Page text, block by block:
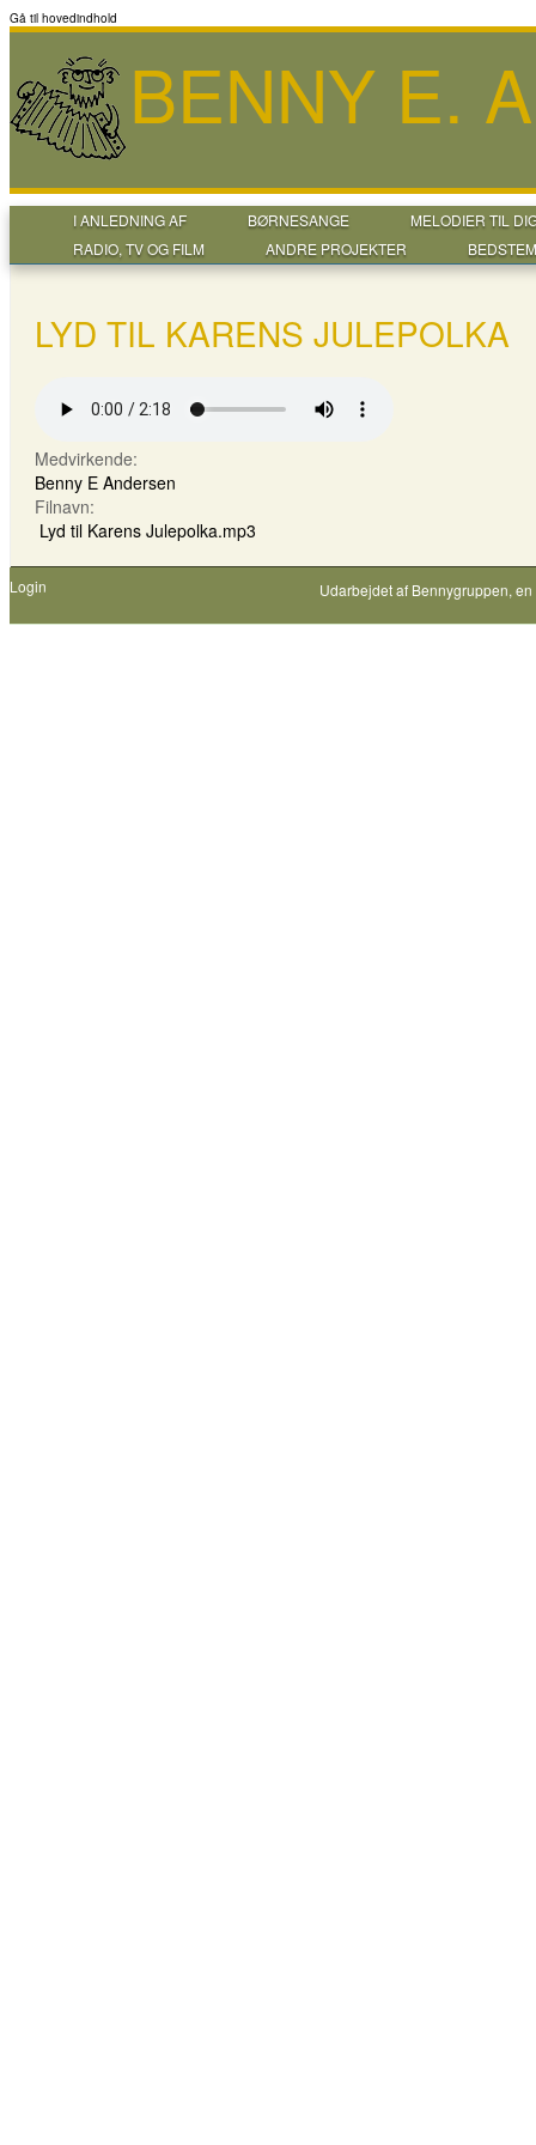
Gå til hovedindhold
BENNY E.
I ANLEDNING AF BØRNESANGE
MELODIER TIL
RADIO, TV OG FILM
ANDRE PROJEKTER
LYD TIL KARENS JULEPOLKA
Medvirkende:
Benny E Andersen
Filnavn:
Lyd til Karens Julepolka.mp3
Login Udarbejdet af Bennygruppen,